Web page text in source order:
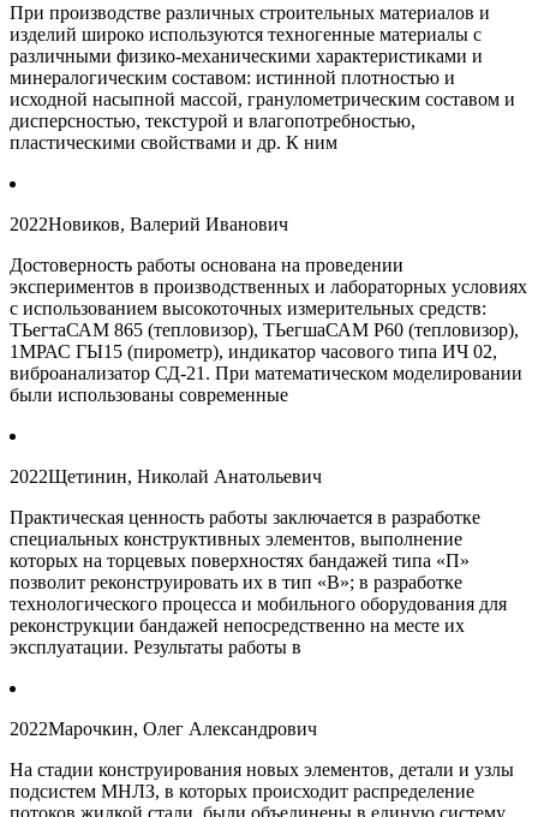
При производстве различных строительных материалов и
изделий широко используются техногенные материалы с
различными физико-механическими характеристиками и
минералогическим составом: истинной плотностью и
исходной насыпной массой, гранулометрическим составом и
дисперсностью, текстурой и влагопотребностью,
пластическими свойствами и др. К ним
2022Новиков, Валерий Иванович
Достоверность работы основана на проведении
экспериментов в производственных и лабораторных условиях
с использованием высокоточных измерительных средств:
ТЬегтаСАМ 865 (тепловизор), ТЬегшаСАМ Р60 (тепловизор),
1МРАС ГЫ15 (пирометр), индикатор часового типа ИЧ 02,
виброанализатор СД-21. При математическом моделировании
были использованы современные
2022Щетинин, Николай Анатольевич
Практическая ценность работы заключается в разработке
специальных конструктивных элементов, выполнение
которых на торцевых поверхностях бандажей типа «П»
позволит реконструировать их в тип «В»; в разработке
технологического процесса и мобильного оборудования для
реконструкции бандажей непосредственно на месте их
эксплуатации. Результаты работы в
2022Марочкин, Олег Александрович
На стадии конструирования новых элементов, детали и узлы
подсистем МНЛЗ, в которых происходит распределение
потоков жидкой стали, были объединены в единую систему